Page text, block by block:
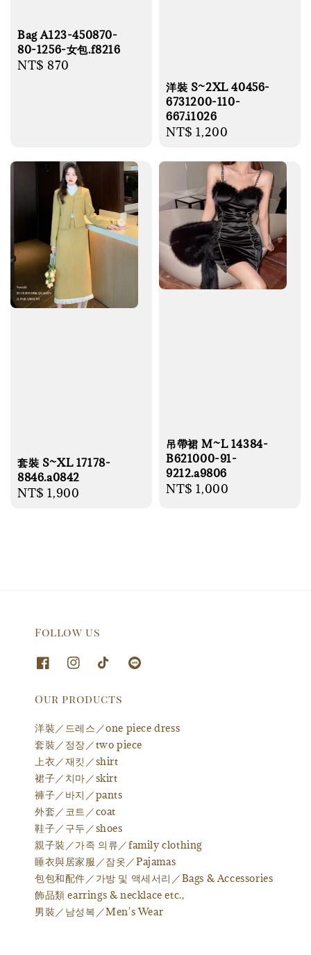
Bag A123-450870-
80-1256-女包.f8216
Regular
NT$ 870
洋裝 S~2XL 40456-
6731200-110-
667.i1026
Regular
NT$ 1,200
套裝 S~XL 17178-
8846.a0842
Regular
NT$ 1,900
吊帶裙 M~L 14384-
B621000-91-
9212.a9806
Regular
NT$ 1,000
Follow us
Our products
洋裝／드레스／one piece dress
套裝／정장／two piece
上衣／재킷／shirt
裙子／치마／skirt
褲子／바지／pants
外套／코트／coat
鞋子／구두／shoes
親子裝／가족 의류／family clothing
睡衣與居家服／잠옷／Pajamas
包包和配件／가방 및 액세서리／Bags & Accessories
飾品類 earrings & necklace etc.,
男裝／남성복／Men's Wear